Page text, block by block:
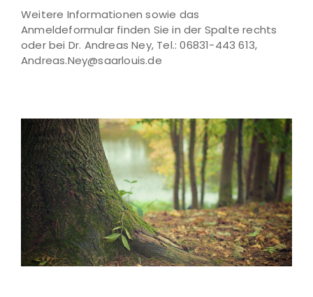
Weitere Informationen sowie das
Anmeldeformular finden Sie in der Spalte rechts
oder bei Dr. Andreas Ney, Tel.: 06831-443 613,
Andreas.Ney@saarlouis.de